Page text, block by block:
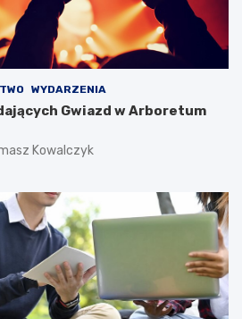
WYDARZENIA
Gwiazd w Arboretum
Kowalczyk